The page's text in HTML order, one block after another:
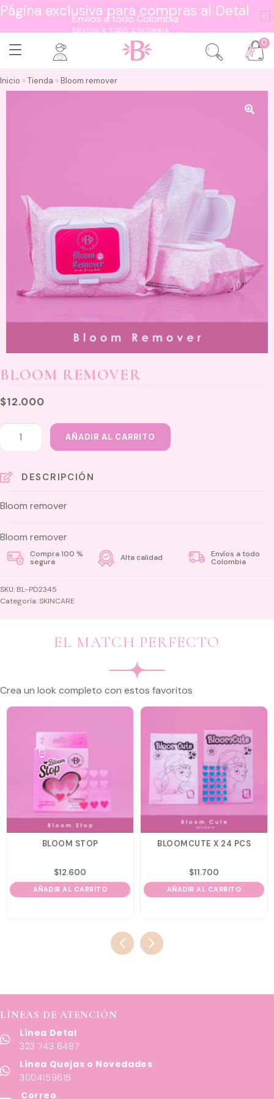
Página exclusiva para compras al Detal
ENVÍOS A TODO COLOMBIA
0
Inicio » Tienda » Bloom remover
BLOOM REMOVER
$12.000
AÑADIR AL CARRITO
DESCRIPCIÓN
Bloom remover
Bloom remover
Compra 100 %
segura
Alta calidad
Envíos a todo
Colombia
SKU: BL-PD2345
Categoría:SKINCARE
EL MATCH PERFECTO
Crea un look completo con estos favoritos
BLOOM STOP
$12.600
AÑADIR AL CARRITO
BLOOMCUTE X 24 PCS
$11.700
AÑADIR AL CARRITO
LÍNEAS DE ATENCIÓN
Línea Detal
323 743 6487
Línea Quejas o Novedades
3004159615
Correo